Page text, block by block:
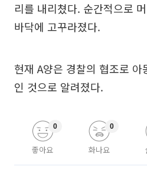
리를 내리쳤다. 순간적으로
바닥에 고꾸라졌다.
현재 A양은 경찰의 협조로
인 것으로 알려졌다.
좋아요
0
화나요
0